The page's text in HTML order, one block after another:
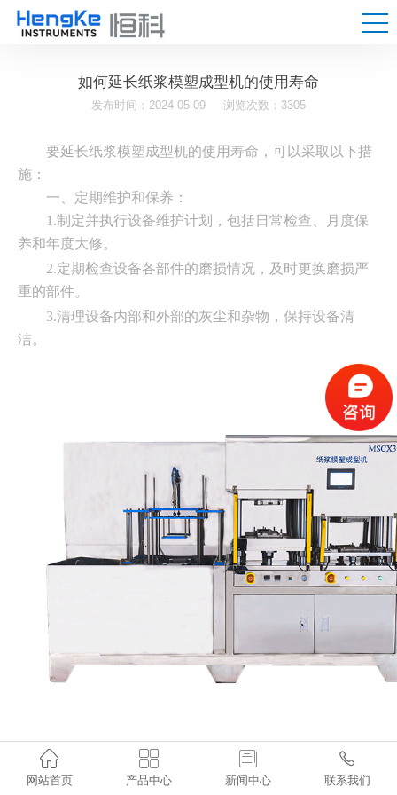
如何延长纸浆模塑成型机的使用寿命
发布时间：2024-05-09 浏览次数：3305
要延长纸浆模塑成型机的使用寿命，可以采取以下措
施：
一、 定期维护和保养 ：
1.制定并执行设备维护计划，包括日常检查、月度保
养和年度大修。
2.定期检查设备各部件的磨损情况，及时更换磨损严
重的部件。
3.清理设备内部和外部的灰尘和杂物，保持设备清
洁。
二、 正确使用设备
1.严格按照设备的操作规程使用，避免超载、超速或

网站首页

产品中心

新闻中心

联系我们